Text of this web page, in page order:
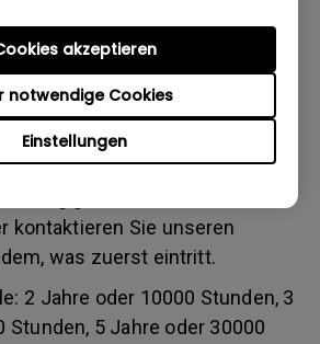
Einstellungen
notwendige Cookies
akzeptieren
sich nach dem
ist begrenzt auf:
(UHP): 1 Jahr bzw. 2000
bzw. 3000 Stunden (äquivalente
vom Modell, siehe
kontaktieren Sie unseren
was zuerst eintritt.
2 Jahre oder 10000 Stunden, 3
Stunden, 5 Jahre oder 30000